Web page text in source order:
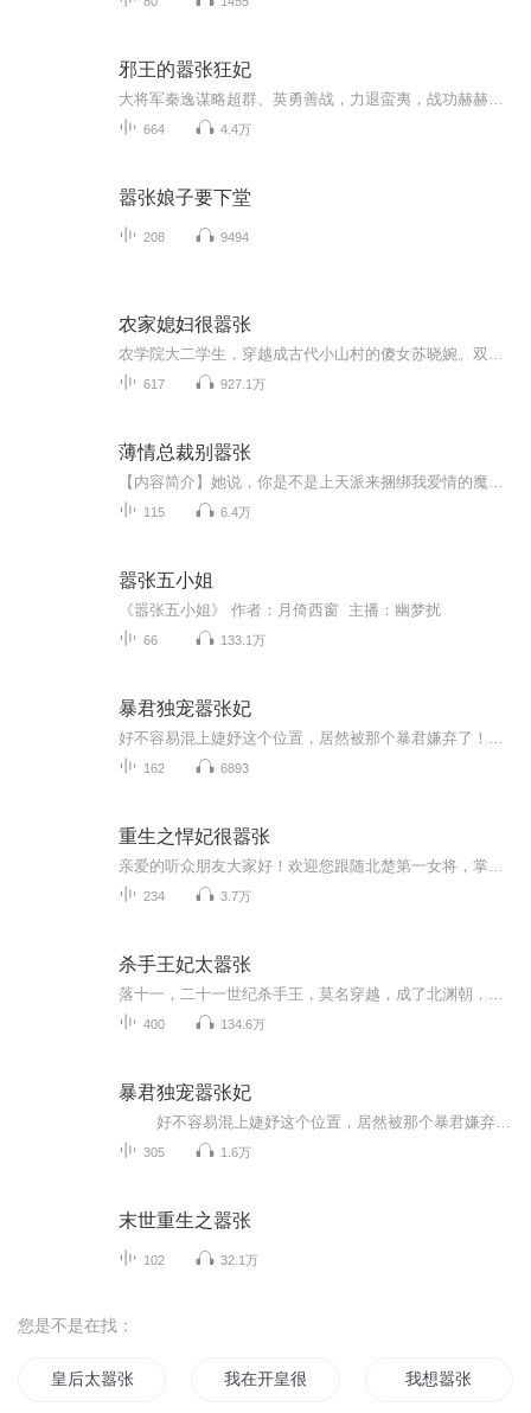
邪王的嚣张狂妃
664 4.4万
嚣张娘子要下堂
208 9494
农家媳妇很嚣张
617 927.1万
薄情总裁别嚣张
115 6.4万
嚣张五小姐
《嚣张五小姐》 作者：月倚西窗 主播：幽梦扰
66 133.1万
暴君独宠嚣张妃
162 6893
重生之悍妃很嚣张
234 3.7万
杀手王妃太嚣张
400 134.6万
暴君独宠嚣张妃
305 1.6万
末世重生之嚣张
102 32.1万
您是不是在找：
皇后太嚣张 我在开皇很嚣张 我想嚣张